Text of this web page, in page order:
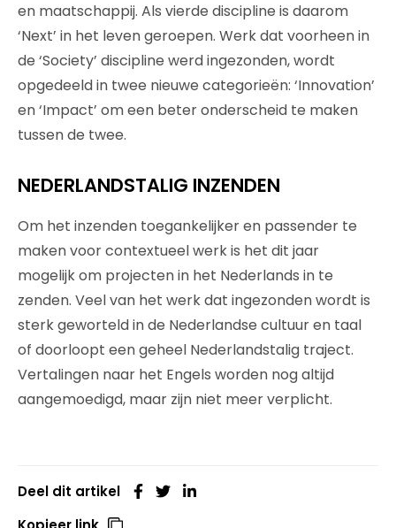
en maatschappij. Als vierde discipline is daarom
‘Next’ in het leven geroepen. Werk dat voorheen in
de ‘Society’ discipline werd ingezonden, wordt
opgedeeld in twee nieuwe categorieën: ‘Innovation’
en ‘Impact’ om een beter onderscheid te maken
tussen de twee.
NEDERLANDSTALIG INZENDEN
Om het inzenden toegankelijker en passender te
maken voor contextueel werk is het dit jaar
mogelijk om projecten in het Nederlands in te
zenden. Veel van het werk dat ingezonden wordt is
sterk geworteld in de Nederlandse cultuur en taal
of doorloopt een geheel Nederlandstalig traject.
Vertalingen naar het Engels worden nog altijd
aangemoedigd, maar zijn niet meer verplicht.
Deel dit artikel